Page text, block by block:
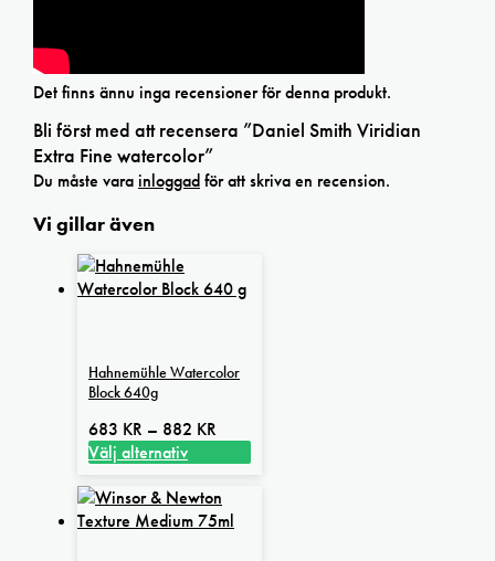
Det finns ännu inga recensioner för denna produkt.
Bli först med att recensera ”Daniel Smith Viridian
Extra Fine watercolor”
Du måste varainloggadför att skriva en recension.
Vi gillar även
Hahnemühle Watercolor
Block 640g
683 KR – 882 KR
683 kr
882 kr
Välj alternativ
här
produkten